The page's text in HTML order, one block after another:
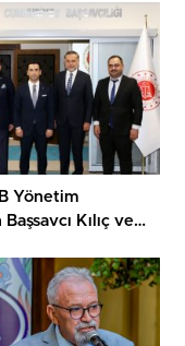
Yönetim
Kılıç ve